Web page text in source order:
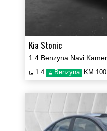
Kia Stonic
1.4 Benzyna KM 100